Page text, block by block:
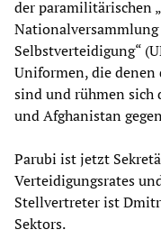
der paramilitärischen
Selbstverteidigung“
Uniformen, die denen
sind und rühmen sich
und Afghanistan
Parubi ist jetzt
Verteidigungsrates
Stellvertreter ist
Sektors.